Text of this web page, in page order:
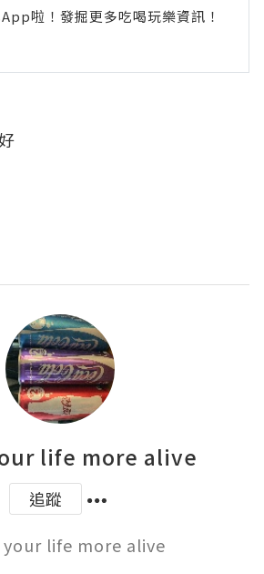
啦！發掘更多吃喝玩樂資訊！
life more alive
追蹤
your life more alive